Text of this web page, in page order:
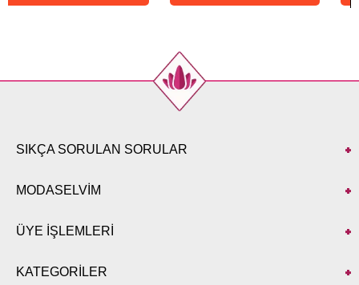
SIKÇA SORULAN SORULAR
MODASELVİM
ÜYE İŞLEMLERİ
KATEGORİLER